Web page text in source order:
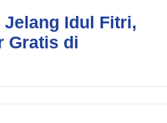
Idul Fitri,
Gratis di